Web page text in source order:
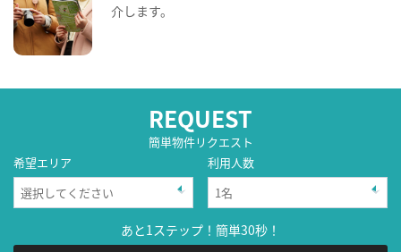
介します。
REQUEST
簡単物件リクエスト
希望エリア
利用人数
あと1ステップ！簡単30秒！